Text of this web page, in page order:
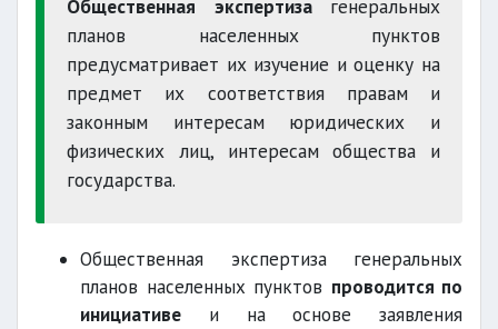
Общественная экспертиза генеральных
планов населенных пунктов
предусматривает их изучение и оценку на
предмет их соответствия правам и
законным интересам юридических и
физических лиц, интересам общества и
государства.
Общественная экспертиза генеральных
планов населенных пунктов проводится по
инициативе и на основе заявления